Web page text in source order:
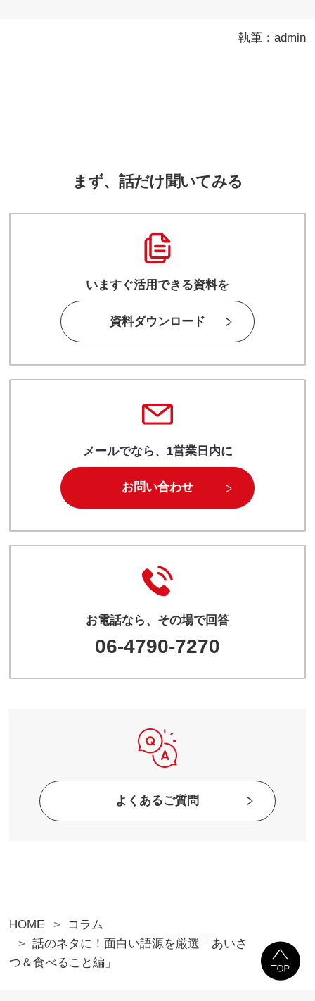
執筆：admin
まず、話だけ聞いてみる
いますぐ活用できる資料を
資料ダウンロード
メールでなら、1営業日内に
お問い合わせ
お電話なら、その場で回答
06-4790-7270
よくあるご質問
HOME
コラム
話のネタに！面白い語源を厳選「あいさ
つ＆食べること編」